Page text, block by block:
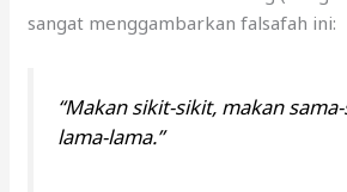
sangat menggambarkan falsafah ini:
“Makan sikit-sikit, makan
lama-lama.”